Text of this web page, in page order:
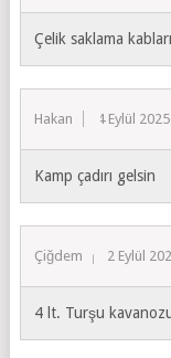
Çelik saklama
Hakan 4 Eylül 2025
Kamp çadırı gelsin
Çiğdem 2 Eylül
4 lt. Turşu